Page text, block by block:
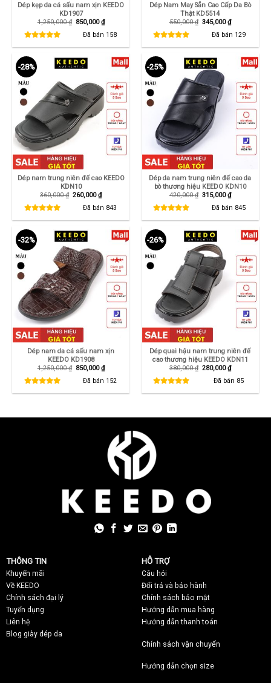
Dép kẹp da cá sấu nam xịn KEEDO
KD1907
1,250,000₫ Giá
1,250,000 ₫.
850,000₫Giá
hiện
tại
là:
850,000 ₫.
Đã bán 158
Dép Nam May Sẵn Cao Cấp Da Bò
Thật KD5514
550,000₫ Giá
550,000 ₫.
345,000₫Giá
hiện
tại
là:
345,000 ₫.
Đã bán 129
-28%
Dép nam trung niên đế cao KEEDO
KDN10
360,000₫ Giá
360,000 ₫.
260,000₫Giá
hiện
tại
là:
260,000 ₫.
Đã bán 843
-25%
Dép da nam trung niên đế cao da
bò thương hiệu KEEDO KDN10
420,000₫ Giá
420,000 ₫.
315,000₫Giá
hiện
tại
là:
315,000 ₫.
Đã bán 845
-32%
Dép nam da cá sấu nam xịn
KEEDO KD1908
1,250,000₫ Giá
1,250,000 ₫.
850,000₫Giá
hiện
tại
là:
850,000 ₫.
Đã bán 152
-26%
Dép quai hậu nam trung niên đế
cao thương hiệu KEEDO KDN11
380,000₫ Giá
380,000 ₫.
280,000₫Giá
hiện
tại
là:
280,000 ₫.
Đã bán 85
THÔNG TIN
Khuyến mãi
Về KEEDO
Chính sách đại lý
Tuyển dụng
Liên hệ
Blog giày dép da
HỖ TRỢ
Câu hỏi
Đổi trả và bảo hành
Chính sách bảo mật
Hướng dẫn mua hàng
Hướng dẫn thanh toán
Chính sách vận chuyển
Hướng dẫn chọn size